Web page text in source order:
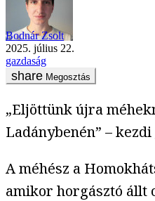
Bodnár Zsolt
2025. július 22.
gazdaság
Megosztás
„Eljöttünk újra
Ladánybenén” – kezdi
A méhész a
amikor horgásztó állt